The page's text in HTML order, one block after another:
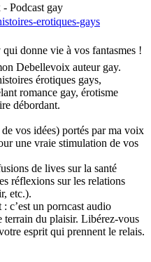
Podcast gay
erotiques-gays
donne vie à vos fantasmes !
Debellevoix auteur gay.
érotiques gays,
romance gay, érotisme
débordant.
vos idées) portés par ma voix
une vraie stimulation de vos
de lives sur la santé
réflexions sur les relations
etc.).
: c’est un porncast audio
terrain du plaisir. Libérez-vous
esprit qui prennent le relais.